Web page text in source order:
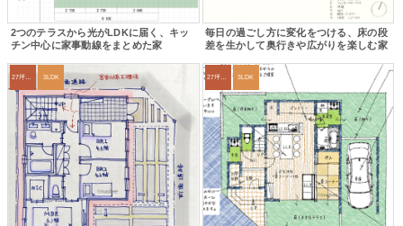
2つのテラスから光がLDKに届く、キッ
チン中心に家事動線をまとめた家
毎日の過ごし方に変化をつける、床の段
差を生かして奥行きや広がりを楽しむ家
3LDK 27坪〜30坪 3LDK